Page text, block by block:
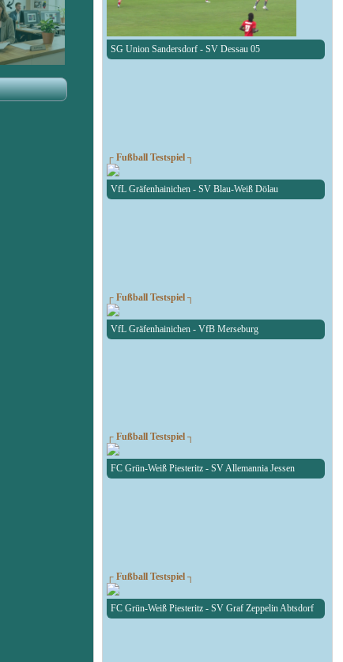
SG Union Sandersdorf - SV Dessau 05
┌ Fußball Testspiel ┐
VfL Gräfenhainichen - SV Blau-Weiß Dölau
┌ Fußball Testspiel ┐
VfL Gräfenhainichen - VfB Merseburg
┌ Fußball Testspiel ┐
FC Grün-Weiß Piesteritz - SV Allemannia Jessen
┌ Fußball Testspiel ┐
FC Grün-Weiß Piesteritz - SV Graf Zeppelin Abtsdorf